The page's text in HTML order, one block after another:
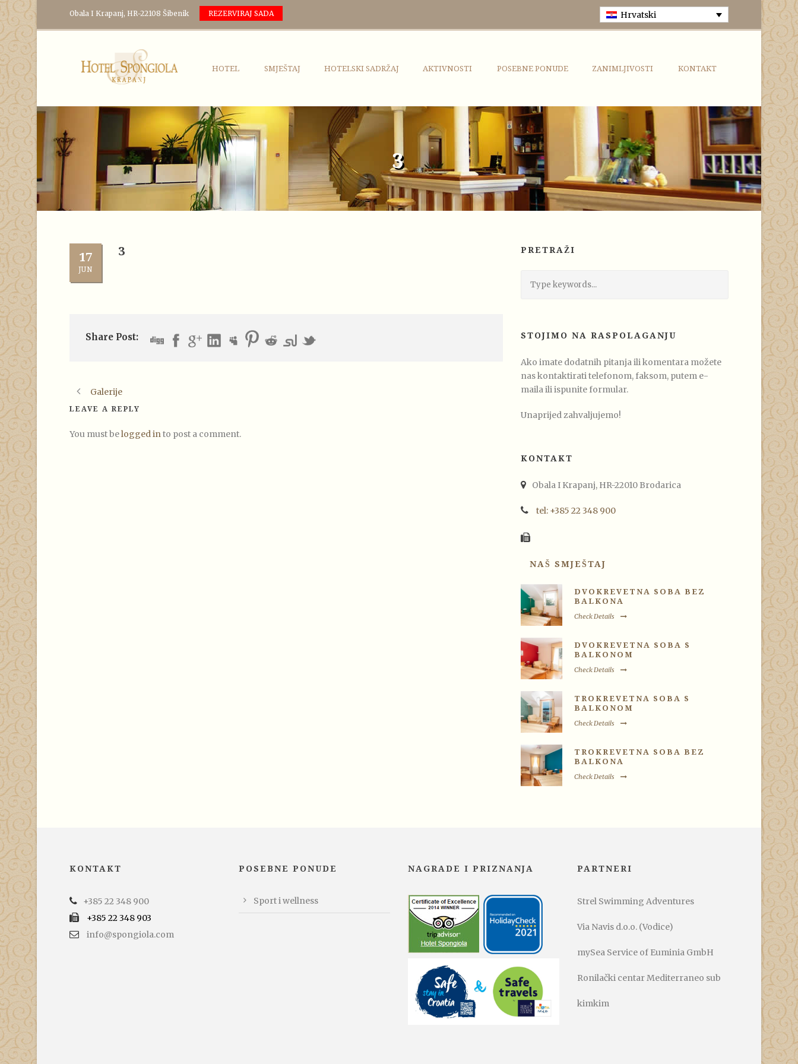
Obala I Krapanj, HR-22108 Šibenik REZERVIRAJ SADA Hrvatski
HOTEL SMJEŠTAJ HOTELSKI SADRŽAJ AKTIVNOSTI POSEBNE PONUDE ZANIMLJIVOSTI KONTAKT
3
17
JUN
3
Share Post:
Galerije
LEAVE A REPLY
You must belogged into post a comment.
PRETRAŽI
STOJIMO NA RASPOLAGANJU
Ako imate dodatnih pitanja ili komentara možete
nas kontaktirati telefonom, faksom, putem e-
maila ili ispunite formular.
Unaprijed zahvaljujemo!
KONTAKT
Obala I Krapanj, HR-22010 Brodarica
tel: +385 22 348 900
NAŠ SMJEŠTAJ
DVOKREVETNA SOBA BEZ
BALKONA
Check Details
DVOKREVETNA SOBA S
BALKONOM
Check Details
TROKREVETNA SOBA S
BALKONOM
Check Details
TROKREVETNA SOBA BEZ
BALKONA
Check Details
KONTAKT
+385 22 348 900
+385 22 348 903
info@spongiola.com
POSEBNE PONUDE
Sport i wellness
NAGRADE I PRIZNANJA PARTNERI
Strel Swimming Adventures
Via Navis d.o.o. (Vodice)
mySea Service of Euminia GmbH
Ronilački centar Mediterraneo sub
kimkim